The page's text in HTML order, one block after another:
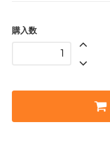
購入数